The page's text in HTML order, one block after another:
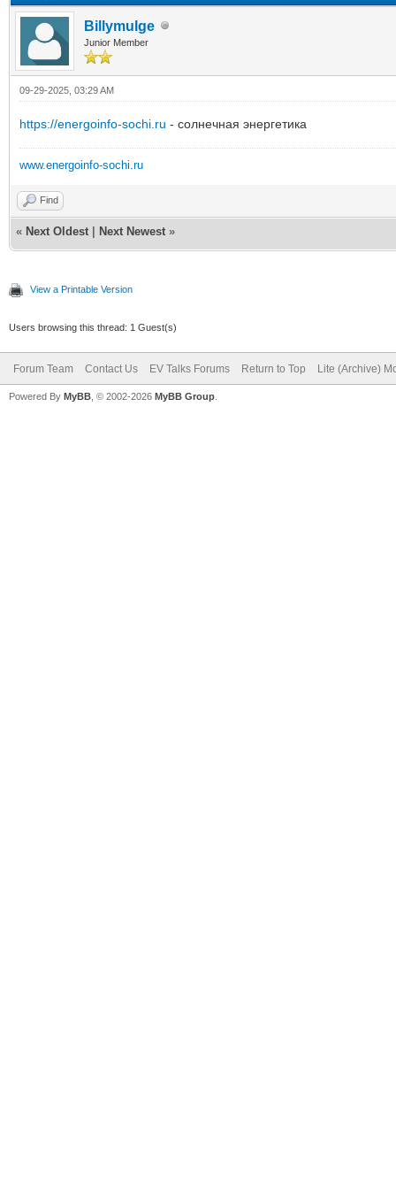
Billymulge
Junior Member
09-29-2025, 03:29 AM
https://energoinfo-sochi.ru - солнечная энергетика
www.energoinfo-sochi.ru
Find
« Next Oldest Next Newest »
View a Printable Version
Users browsing this thread: 1 Guest(s)
Forum Team Contact Us EV Talks Forums Return to Top Lite (Archive)
Powered By MyBB , © 2002-2026 MyBB Group